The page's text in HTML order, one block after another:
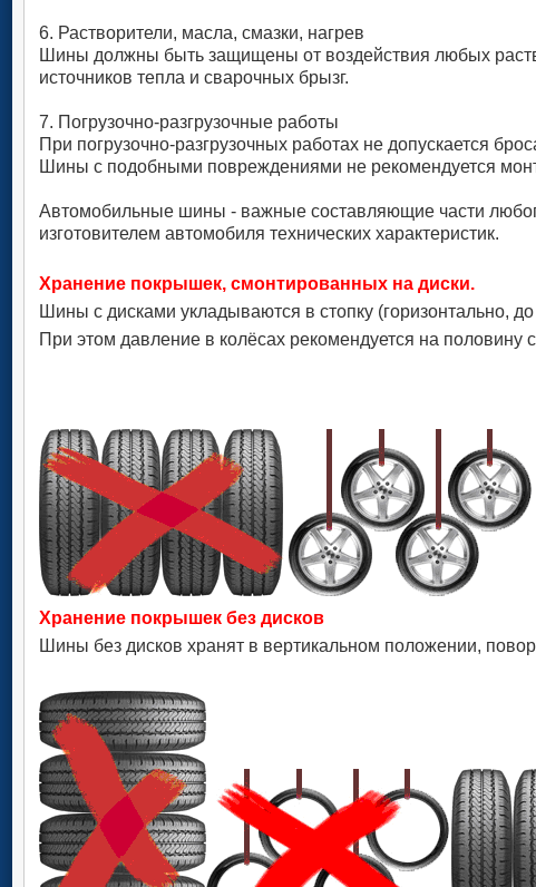
6. Растворители, масла, смазки, нагрев
Шины должны быть защищены от воздействия любых
источников тепла и сварочных брызг.
7. Погрузочно-разгрузочные работы
При погрузочно-разгрузочных работах не допускается
Шины с подобными повреждениями не рекомендуется
Автомобильные шины - важные составляющие части
изготовителем автомобиля технических характеристик.
Хранение покрышек, смонтированных на диски.
Шины с дисками укладываются в стопку (горизонтально,
При этом давление в колёсах рекомендуется на половину
Хранение покрышек без дисков
Шины без дисков хранят в вертикальном положении,